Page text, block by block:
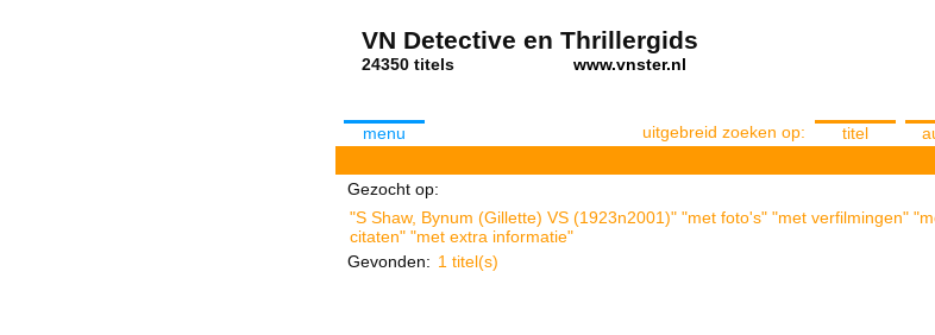
VN Detective en Thrillergids
24350 titels www.vnster.nl
menu uitgebreid zoeken op: titel
Gezocht op:
"S Shaw, Bynum (Gillette) VS (1923n2001)" "met foto's" "met verfilmingen"
citaten" "met extra informatie"
Gevonden: 1 titel(s)